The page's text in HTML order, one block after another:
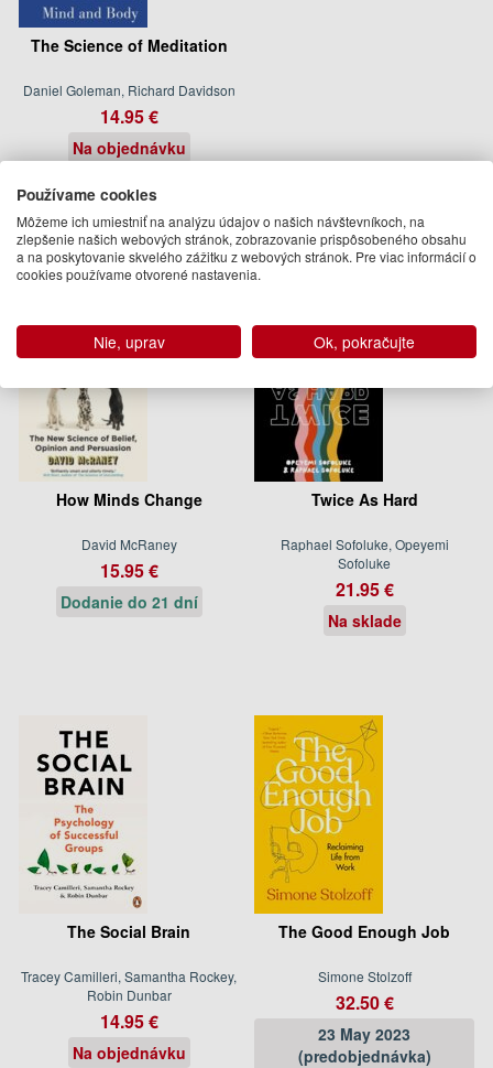
The Science of Meditation
Daniel Goleman, Richard Davidson
14.95 €
Na objednávku
Podobné knihy
How Minds Change
David McRaney
15.95 €
Dodanie do 21 dní
Twice As Hard
Raphael Sofoluke, Opeyemi
Sofoluke
21.95 €
Na sklade
The Social Brain
Tracey Camilleri, Samantha Rockey,
Robin Dunbar
14.95 €
Na objednávku
The Good Enough Job
Simone Stolzoff
32.50 €
23 May 2023
(predobjednávka)
Používame cookies
Môžeme ich umiestniť na analýzu údajov o našich návštevníkoch, na
zlepšenie našich webových stránok, zobrazovanie prispôsobeného obsahu
a na poskytovanie skvelého zážitku z webových stránok. Pre viac informácií o
cookies používame otvorené nastavenia.
Nie, uprav Ok, pokračujte